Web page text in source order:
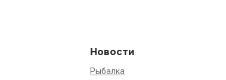
Новости
Рыбалка